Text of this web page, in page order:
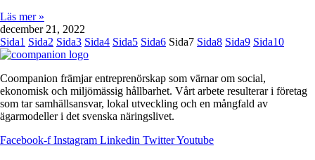
Läs mer »
december 21, 2022
Sida1 Sida2 Sida3 Sida4 Sida5 Sida6 Sida7 Sida8 Sida9 Sida10
Coompanion främjar entreprenörskap som värnar om social,
ekonomisk och miljömässig hållbarhet. Vårt arbete resulterar i företag
som tar samhällsansvar, lokal utveckling och en mångfald av
ägarmodeller i det svenska näringslivet.
Facebook-f Instagram Linkedin TwitterYoutube